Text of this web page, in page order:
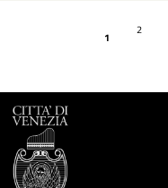
Pagine
1
2